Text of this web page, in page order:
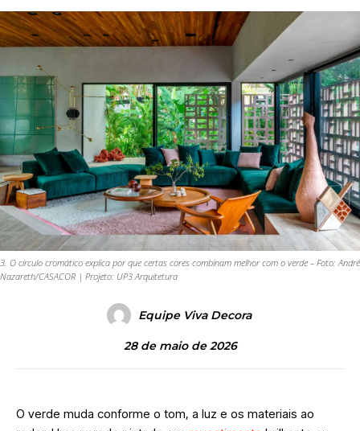
3. O círculo cromático explica por que certas cores combinam melhor com o verde – Foto: André
Nazareth/CASACOR | Projeto: UP3 Arquitetura
Equipe Viva Decora
28 de maio de 2026
O verde muda conforme o tom, a luz e os materiais ao